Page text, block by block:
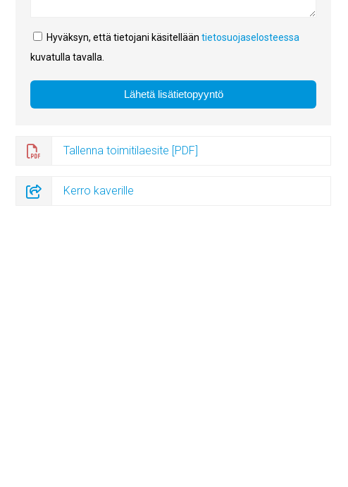
Hyväksyn, että tietojani käsitellääntietosuojaselosteessa
kuvatulla tavalla.
Tallenna toimitilaesite [PDF]
Kerro kaverille